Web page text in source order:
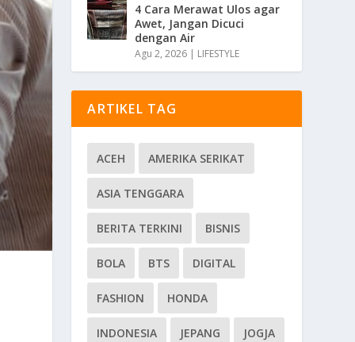
4 Cara Merawat Ulos agar
Awet, Jangan Dicuci
dengan Air
Agu 2, 2026 | LIFESTYLE
ARTIKEL TAG
ACEH AMERIKA SERIKAT
ASIA TENGGARA
BERITA TERKINI BISNIS
BOLA BTS DIGITAL
FASHION HONDA
INDONESIA JEPANG JOGJA